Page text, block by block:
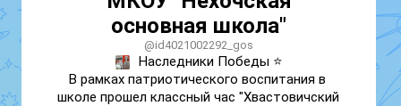
основная школа"
@id4021002292_gos
Наследники Победы ⭐
В рамках патриотического воспитания в
школе прошел классный час "Хвастовичский